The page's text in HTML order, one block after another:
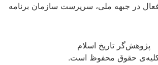
فعال در جبهه ملی، سرپرست سازمان برنامه
پژوهش‌گر تاریخ اسلام
حقوق محفوظ است.